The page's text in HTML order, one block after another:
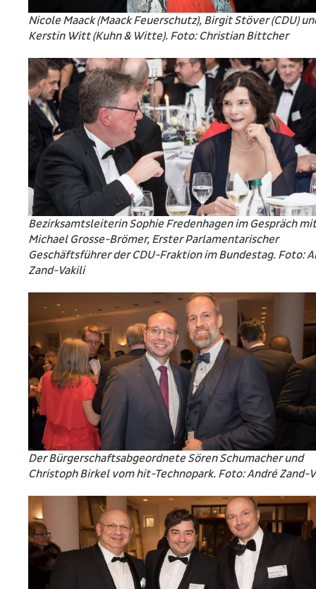
Nicole Maack (Maack Feuerschutz), Birgit Stöver (CDU)
Kerstin Witt (Kuhn & Witte). Foto: Christian Bittcher
Bezirksamtsleiterin Sophie Fredenhagen im Gespräch mit
Michael Grosse-Brömer, Erster Parlamentarischer
Geschäftsführer der CDU-Fraktion im Bundestag. Foto:
Zand-Vakili
Der Bürgerschaftsabgeordnete Sören Schumacher und
Christoph Birkel vom hit-Technopark. Foto: André Zand-